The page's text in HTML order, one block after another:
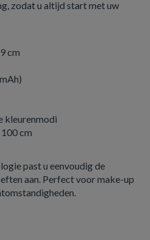
zodat u altijd start met uw
cm
kleurenmodi
cm
past u eenvoudig de
aan. Perfect voor make-up